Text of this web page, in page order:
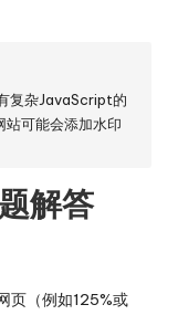
复杂JavaScript的
站可能会添加水印
解答
页（例如125%或